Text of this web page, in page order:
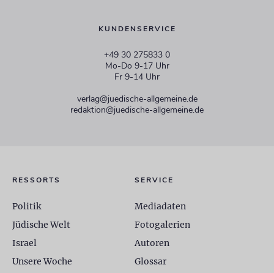
KUNDENSERVICE
+49 30 275833 0
Mo-Do 9-17 Uhr
Fr 9-14 Uhr
verlag@juedische-allgemeine.de
redaktion@juedische-allgemeine.de
RESSORTS
Politik
Jüdische Welt
Israel
Unsere Woche
SERVICE
Mediadaten
Fotogalerien
Autoren
Glossar